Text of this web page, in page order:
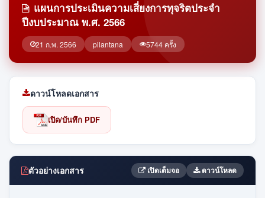
แผนการประเมินความเสี่ยงการทุจริตประจำ
ปีงบประมาณ พ.ศ. 2566
21 ก.พ. 2566 pilantana 5744 ครั้ง
ดาวน์โหลดเอกสาร
เปิด/บันทึก PDF
ตัวอย่างเอกสาร เปิดเต็มจอ ดาวน์โหลด